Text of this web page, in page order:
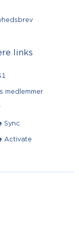
links
medlemmer
Sync
Activate